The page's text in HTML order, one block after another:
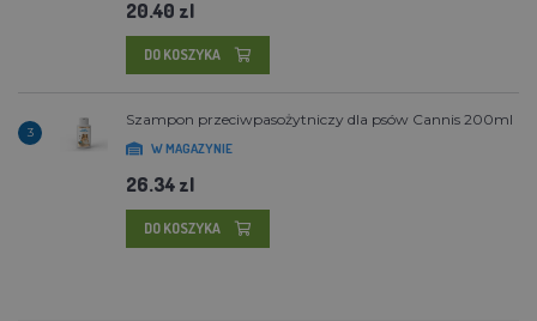
20.40 zl
DO KOSZYKA
3
Szampon przeciwpasożytniczy dla psów Cannis 200ml
W MAGAZYNIE
26.34 zl
DO KOSZYKA